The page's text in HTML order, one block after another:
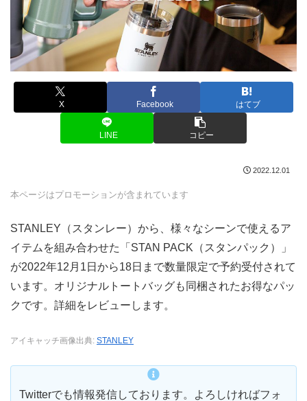
X Facebook はてブ
LINE コピー
2022.12.01
本ページはプロモーションが含まれています
STANLEY（スタンレー）から、様々なシーンで使えるア
イテムを組み合わせた「STAN PACK（スタンパック）」
が2022年12月1日から18日まで数量限定で予約受付されて
います。オリジナルトートバッグも同梱されたお得なパッ
クです。詳細をレビューします。
アイキャッチ画像出典: STANLEY
Twitterでも情報発信しております。よろしければフォ